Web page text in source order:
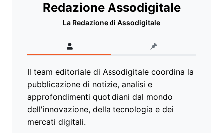
Redazione Assodigitale
La Redazione di Assodigitale
Il team editoriale di Assodigitale coordina la
pubblicazione di notizie, analisi e
approfondimenti quotidiani dal mondo
dell'innovazione, della tecnologia e dei
mercati digitali.